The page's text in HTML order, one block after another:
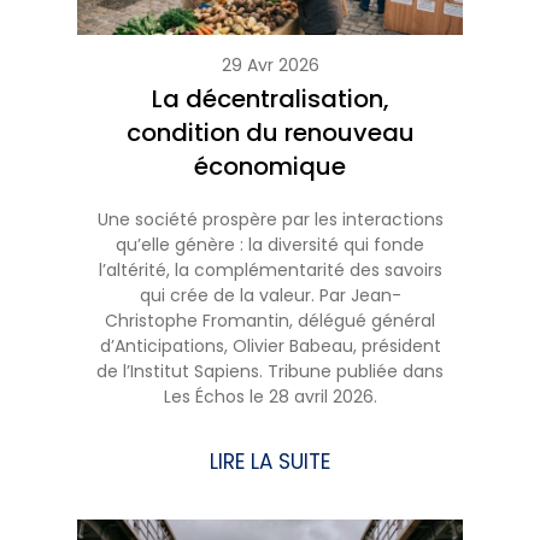
29 Avr 2026
La décentralisation,
condition du renouveau
économique
Une société prospère par les interactions
qu’elle génère : la diversité qui fonde
l’altérité, la complémentarité des savoirs
qui crée de la valeur. Par Jean-
Christophe Fromantin, délégué général
d’Anticipations, Olivier Babeau, président
de l’Institut Sapiens. Tribune publiée dans
Les Échos le 28 avril 2026.
LIRE LA SUITE